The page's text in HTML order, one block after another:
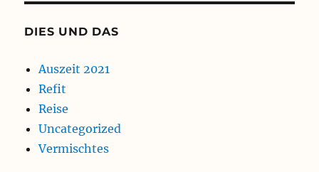
DIES UND DAS
Auszeit 2021
Refit
Reise
Uncategorized
Vermischtes